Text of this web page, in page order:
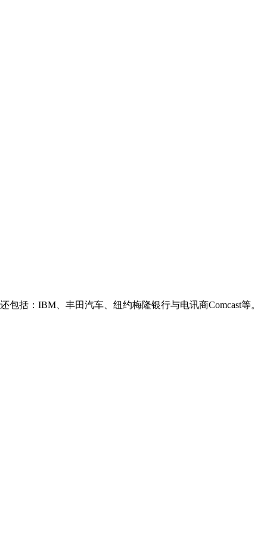
括：IBM、丰田汽车、纽约梅隆银行与电讯商Comcast等。